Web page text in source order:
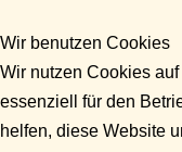
Wir benutzen Cookies
Wir nutzen Cookies
essenziell für den
helfen, diese Website